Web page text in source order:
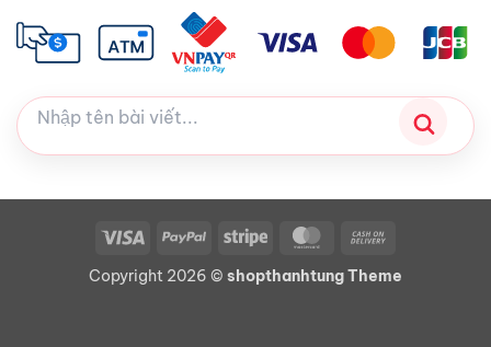
Visa PayPal Stripe MasterCard
Delivery
Copyright 2026 © shopthanhtung Theme